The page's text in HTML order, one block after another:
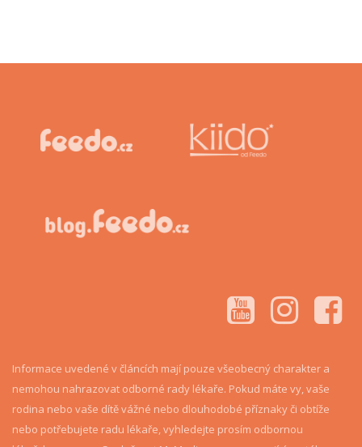
Informace uvedené v článcích mají pouze všeobecný charakter a
nemohou nahrazovat odborné rady lékaře. Pokud máte vy, vaše
rodina nebo vaše dítě vážné nebo dlouhodobé příznaky či obtíže
nebo potřebujete radu lékaře, vyhledejte prosím odbornou